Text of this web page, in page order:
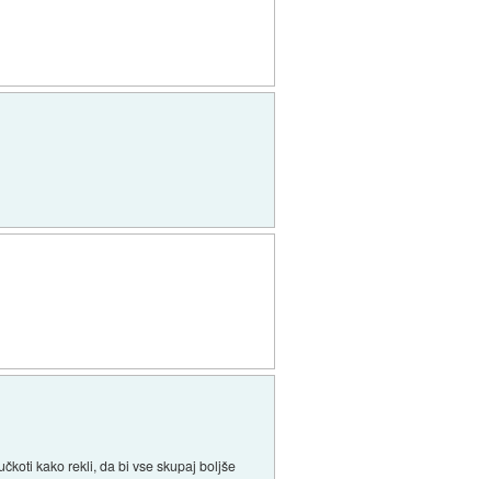
kako rekli, da bi vse skupaj boljše